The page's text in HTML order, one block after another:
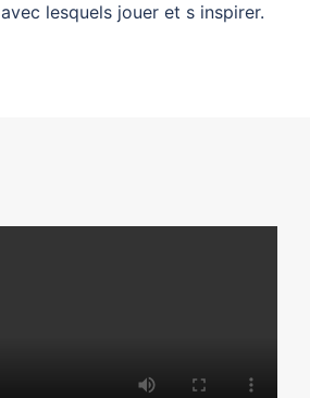
lesquels jouer et s inspirer.